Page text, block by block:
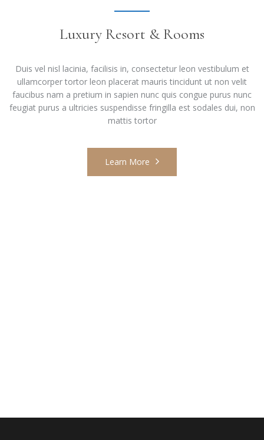
Luxury Resort & Rooms
Duis vel nisl lacinia, facilisis in, consectetur leon vestibulum et
ullamcorper tortor leon placerat mauris tincidunt ut non velit
faucibus nam a pretium in sapien nunc quis congue purus nunc
feugiat purus a ultricies suspendisse fringilla est sodales dui, non
mattis tortor
Learn More